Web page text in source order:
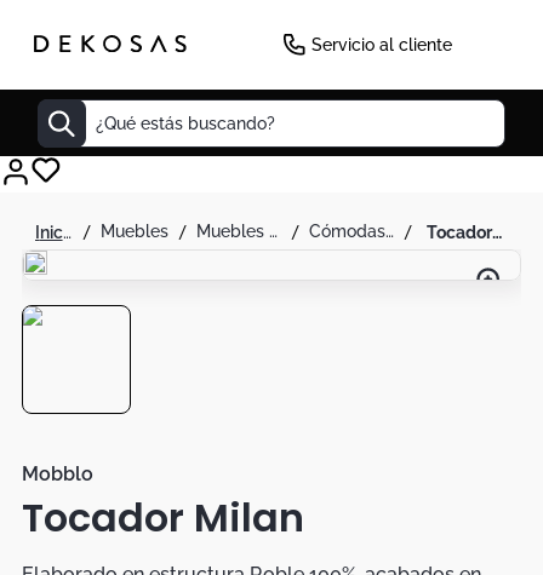
Servicio al cliente
¿Qué estás buscando?
muebles muebles de alcoba cómodas y tocador tocador milan
Mobblo
Tocador Milan
Decoracion
Cuadro
Sillas
Duvet